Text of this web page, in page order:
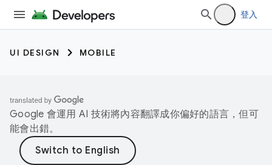
登入
UI DESIGN MOBILE
Google 會運用 AI 技術將內容翻譯成你偏好的語言，但可
能會出錯。